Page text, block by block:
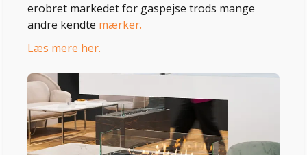
erobret markedet for gaspejse trods mange
andre kendte mærker.
Læs mere her.